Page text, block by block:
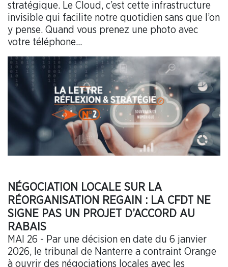
stratégique. Le Cloud, c’est cette infrastructure
invisible qui facilite notre quotidien sans que l’on
y pense. Quand vous prenez une photo avec
votre téléphone...
NÉGOCIATION LOCALE SUR LA
RÉORGANISATION REGAIN : LA CFDT NE
SIGNE PAS UN PROJET D’ACCORD AU
RABAIS
MAI 26 - Par une décision en date du 6 janvier
2026, le tribunal de Nanterre a contraint Orange
à ouvrir des négociations locales avec les